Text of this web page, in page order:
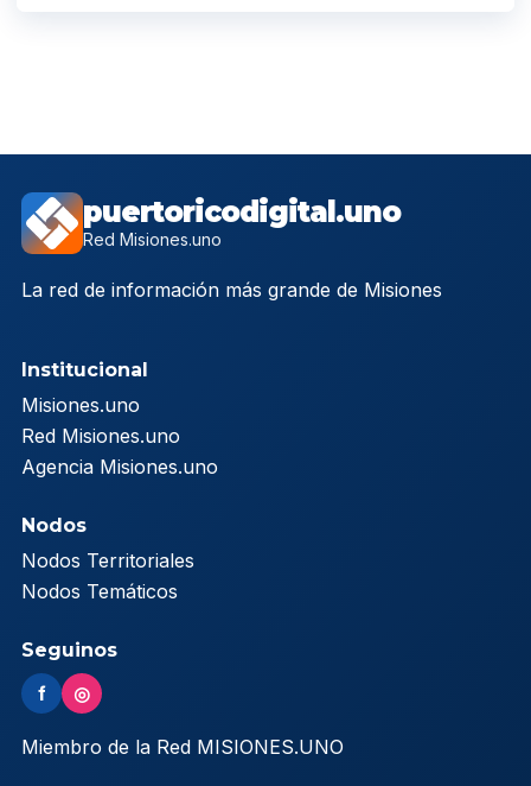
puertoricodigital.uno
Red Misiones.uno
La red de información más grande de Misiones
Institucional
Misiones.uno
Red Misiones.uno
Agencia Misiones.uno
Nodos
Nodos Territoriales
Nodos Temáticos
Seguinos
f ◎
Miembro de la Red MISIONES.UNO